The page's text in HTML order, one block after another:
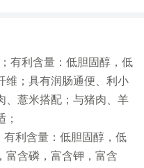
有利含量：低胆固醇，低
维；具有润肠通便、利小
、薏米搭配；与猪肉、羊
利含量：低胆固醇，低
富含磷，富含钾，富含